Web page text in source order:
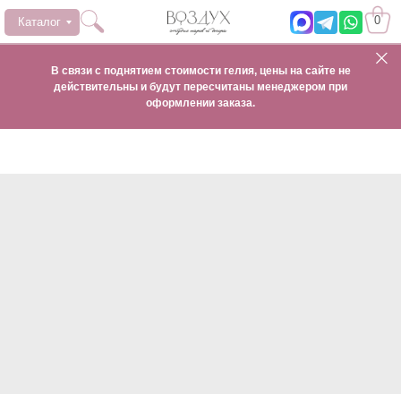
0
Каталог
В связи с поднятием стоимости гелия, цены на сайте не
действительны и будут пересчитаны менеджером при
оформлении заказа.